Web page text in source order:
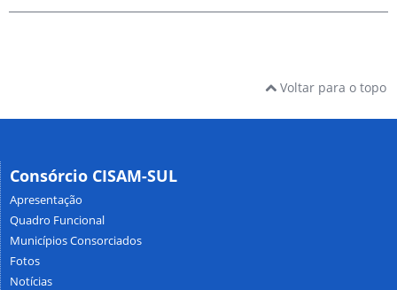
Voltar para o topo
Consórcio CISAM-SUL
Apresentação
Quadro Funcional
Municípios Consorciados
Fotos
Notícias